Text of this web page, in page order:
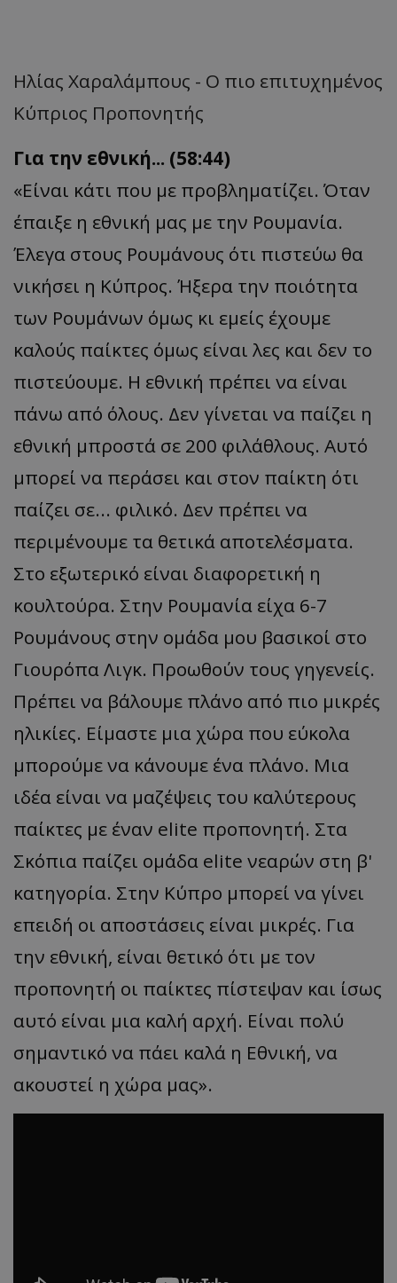
Ηλίας Χαραλάμπους - Ο πιο επιτυχημένος
Κύπριος Προπονητής
Για την εθνική... (58:44)
«Είναι κάτι που με προβληματίζει. Όταν
έπαιξε η εθνική μας με την Ρουμανία.
Έλεγα στους Ρουμάνους ότι πιστεύω θα
νικήσει η Κύπρος. Ήξερα την ποιότητα
των Ρουμάνων όμως κι εμείς έχουμε
καλούς παίκτες όμως είναι λες και δεν το
πιστεύουμε. Η εθνική πρέπει να είναι
πάνω από όλους. Δεν γίνεται να παίζει η
εθνική μπροστά σε 200 φιλάθλους. Αυτό
μπορεί να περάσει και στον παίκτη ότι
παίζει σε... φιλικό. Δεν πρέπει να
περιμένουμε τα θετικά αποτελέσματα.
Στο εξωτερικό είναι διαφορετική η
κουλτούρα. Στην Ρουμανία είχα 6-7
Ρουμάνους στην ομάδα μου βασικοί στο
Γιουρόπα Λιγκ. Προωθούν τους γηγενείς.
Πρέπει να βάλουμε πλάνο από πιο μικρές
ηλικίες. Είμαστε μια χώρα που εύκολα
μπορούμε να κάνουμε ένα πλάνο. Μια
ιδέα είναι να μαζέψεις του καλύτερους
παίκτες με έναν elite προπονητή. Στα
Σκόπια παίζει ομάδα elite νεαρών στη β'
κατηγορία. Στην Κύπρο μπορεί να γίνει
επειδή οι αποστάσεις είναι μικρές. Για
την εθνική, είναι θετικό ότι με τον
προπονητή οι παίκτες πίστεψαν και ίσως
αυτό είναι μια καλή αρχή. Είναι πολύ
σημαντικό να πάει καλά η Εθνική, να
ακουστεί η χώρα μας».